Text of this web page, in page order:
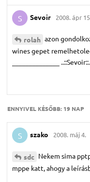
S Sevoir 2008. ápr
rolah azon
wines gepet
______________
ENNYIVEL KÉSŐBB: 19 NAP
S szako 2008. máj 4.
sdc Nekem sima
mppe katt, ahogy a